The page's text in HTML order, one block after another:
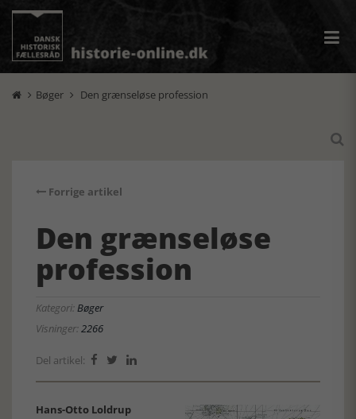
 Bøger  Den grænseløse profession

Forrige artikel
Den grænseløse
profession
Kategori:Bøger
Visninger:2266
Del artikel:   
Hans-Otto Loldrup